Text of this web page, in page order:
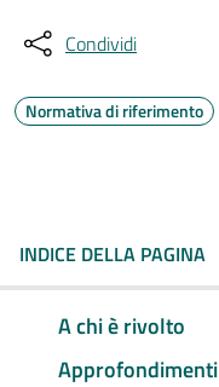
Condividi
Normativa di riferimento
INDICE DELLA PAGINA
A chi è rivolto
Approfondimenti